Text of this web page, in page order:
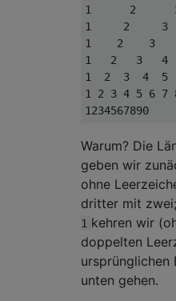
1      2
1     2     3
1    2    3
1   2   3   4
1  2  3  4  5
1 2 3 4 5 6 7
Warum? Die
geben wir
ohne
dritter mit
1 kehren wir
doppelten
ursprünglichen
unten gehen.